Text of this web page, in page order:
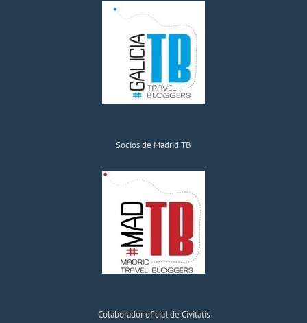
Socios de Madrid TB
Colaborador oficial de Civitatis